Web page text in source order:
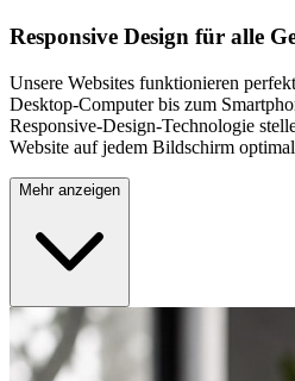
Responsive Design für alle
Unsere Websites funktionieren
Desktop-Computer bis zum
Responsive-Design-Technologie
Website auf jedem Bildschirm
werden automatisch angepasst. Dies
Geräte für die Suche nach lokalen
bevorzugt mobile-optimierte
wodurch Sie bessere Rankings
Mehr anzeigen